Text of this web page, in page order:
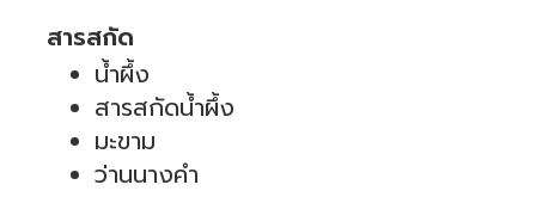
สารสกัด
น้ำผึ้ง
สารสกัดน้ำผึ้ง
มะขาม
ว่านนางคำ